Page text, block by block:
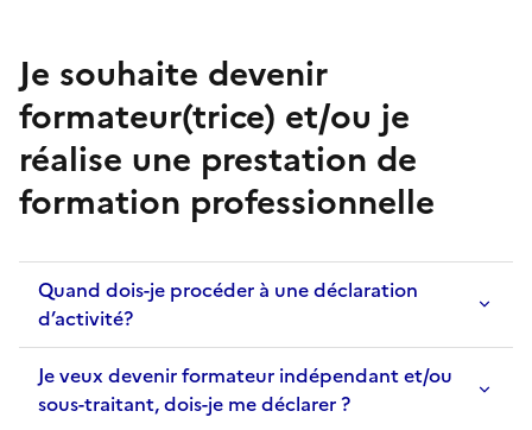
Je souhaite devenir
formateur(trice) et/ou je
réalise une prestation de
formation professionnelle
Quand dois-je procéder à une déclaration
d’activité?
Je veux devenir formateur indépendant et/ou
sous-traitant, dois-je me déclarer ?